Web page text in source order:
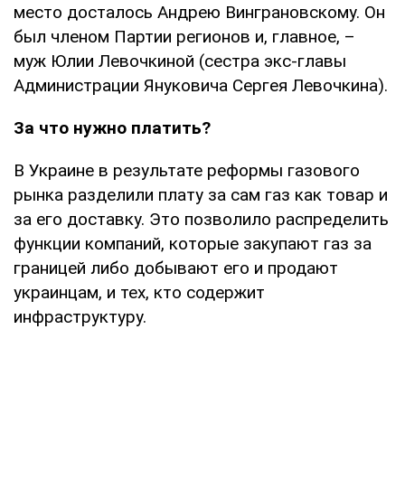
место досталось Андрею Винграновскому. Он
был членом Партии регионов и, главное, –
муж Юлии Левочкиной (сестра экс-главы
Администрации Януковича Сергея Левочкина).
За что нужно платить?
В Украине в результате реформы газового
рынка разделили плату за сам газ как товар и
за его доставку. Это позволило распределить
функции компаний, которые закупают газ за
границей либо добывают его и продают
украинцам, и тех, кто содержит
инфраструктуру.